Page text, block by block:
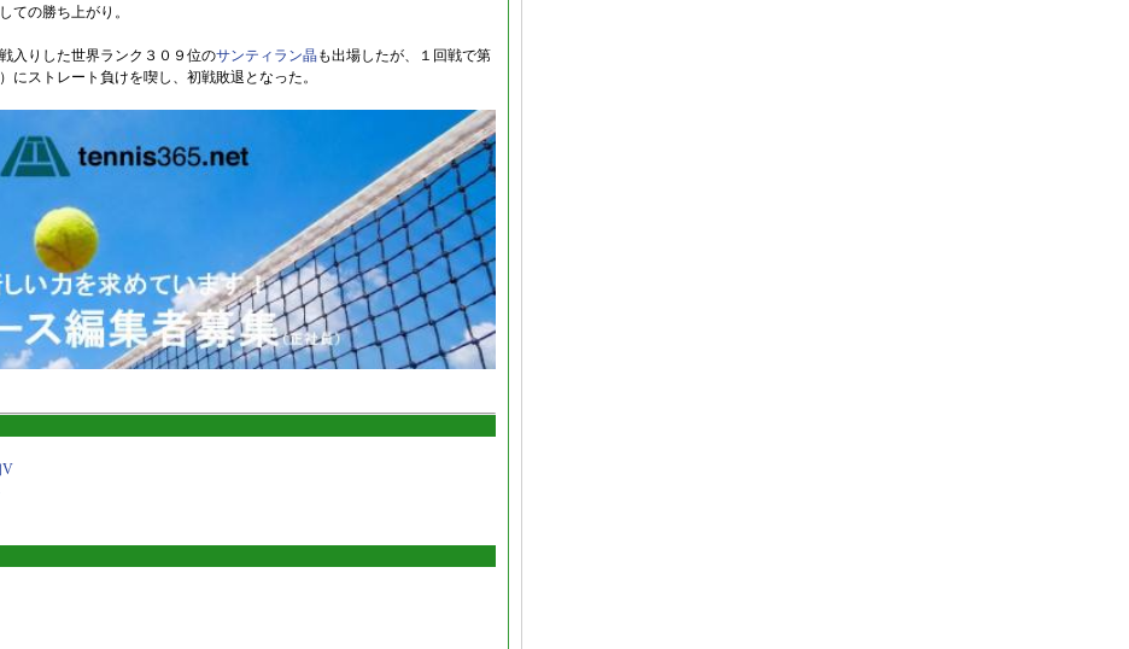
ての勝ち上がり。
入りした世界ランク３０９位のサンティラン晶も出場したが、１回戦で第
にストレート負けを喫し、初戦敗退となった。
V